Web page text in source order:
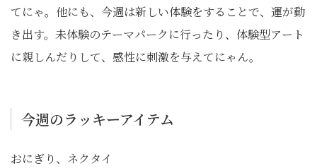
てにゃ。他にも、今週は新しい体験をすることで、運が動
き出す。未体験のテーマパークに行ったり、体験型アート
に親しんだりして、感性に刺激を与えてにゃん。
今週のラッキーアイテム
おにぎり、ネクタイ